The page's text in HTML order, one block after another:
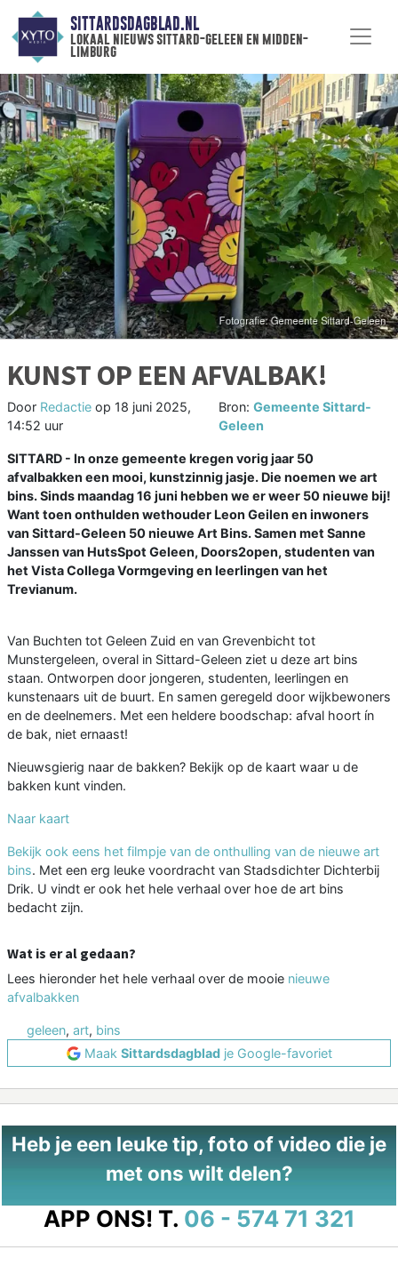
SITTARDSDAGBLAD.NL
lokaal nieuws sittard-geleen en midden-
limburg
KUNST OP EEN AFVALBAK!
Door Redactie op 18 juni 2025,
14:52 uur
Bron:Gemeente Sittard-
Geleen
SITTARD - In onze gemeente kregen vorig jaar 50
afvalbakken een mooi, kunstzinnig jasje. Die noemen we art
bins. Sinds maandag 16 juni hebben we er weer 50 nieuwe bij!
Want toen onthulden wethouder Leon Geilen en inwoners
van Sittard-Geleen 50 nieuwe Art Bins. Samen met Sanne
Janssen van HutsSpot Geleen, Doors2open, studenten van
het Vista Collega Vormgeving en leerlingen van het
Trevianum.
Van Buchten tot Geleen Zuid en van Grevenbicht tot
Munstergeleen, overal in Sittard-Geleen ziet u deze art bins
staan. Ontworpen door jongeren, studenten, leerlingen en
kunstenaars uit de buurt. En samen geregeld door wijkbewoners
en de deelnemers. Met een heldere boodschap: afval hoort ín
de bak, niet ernaast!
Nieuwsgierig naar de bakken? Bekijk op de kaart waar u de
bakken kunt vinden.
Naar kaart
Bekijk ook eens het filmpje van de onthulling van de nieuwe art
bins. Met een erg leuke voordracht van Stadsdichter Dichterbij
Drik. U vindt er ook het hele verhaal over hoe de art bins
bedacht zijn.
Wat is er al gedaan?
Lees hieronder het hele verhaal over de mooie nieuwe
afvalbakken
geleen, art, bins
Maak Sittardsdagbladje Google-favoriet
Heb je een leuke tip, foto of video die je
met ons wilt delen?
APP ONS! T. 06 - 574 71 321